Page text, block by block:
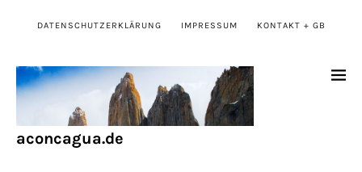
DATENSCHUTZERKLÄRUNG IMPRESSUM KONTAKT + GB
aconcagua.de